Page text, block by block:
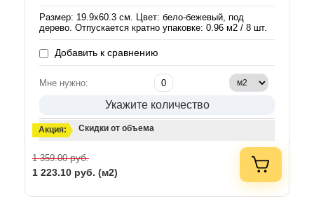
Размер: 19.9х60.3 см. Цвет: бело-бежевый, под
дерево. Отпускается кратно упаковке: 0.96 м2 / 8 шт.
Добавить к сравнению
Мне нужно:
Укажите количество
Акция: Скидки от объема
1 359.00руб.
1 223.10 руб. (м2)